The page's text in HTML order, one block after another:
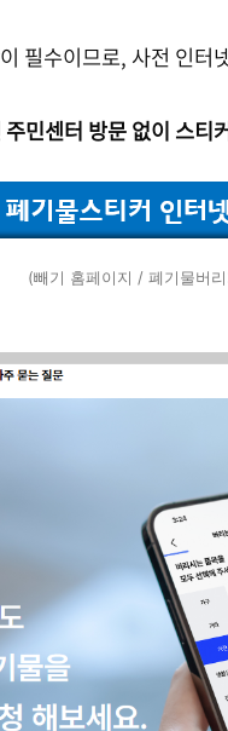
필수이므로, 사전 인터
민센터 방문 없이 스티
(빼기 홈페이지 / 폐기물버